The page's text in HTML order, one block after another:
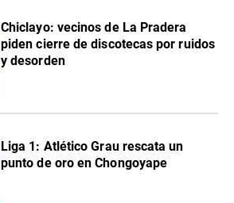
Chiclayo: vecinos de La Pradera
piden cierre de discotecas por ruidos
y desorden
Liga 1: Atlético Grau rescata un
punto de oro en Chongoyape